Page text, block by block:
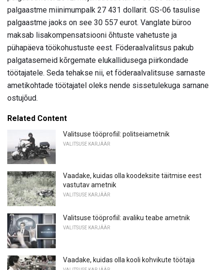
palgaastme miinimumpalk 27 431 dollarit. GS-06 tasulise
palgaastme jaoks on see 30 557 eurot. Vanglate büroo
maksab lisakompensatsiooni õhtuste vahetuste ja
pühapäeva töökohustuste eest. Föderaalvalitsus pakub
palgatasemeid kõrgemate elukallidusega piirkondade
töötajatele. Seda tehakse nii, et föderaalvalitsuse sarnaste
ametikohtade töötajatel oleks nende sissetulekuga sarnane
ostujõud.
Related Content
Valitsuse tööprofiil: politseiametnik
VALITSUSE KARJÄÄR
Vaadake, kuidas olla koodeksite täitmise eest
vastutav ametnik
VALITSUSE KARJÄÄR
Valitsuse tööprofiil: avaliku teabe ametnik
VALITSUSE KARJÄÄR
Vaadake, kuidas olla kooli kohvikute töötaja